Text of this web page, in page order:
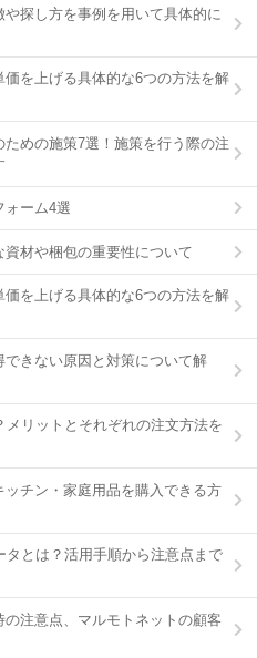
探し方を事例を用いて具体的に
を上げる具体的な6つの方法を解
めの施策7選！施策を行う際の注
ォーム4選
材や梱包の重要性について
を上げる具体的な6つの方法を解
きない原因と対策について解
リットとそれぞれの注文方法を
チン・家庭用品を購入できる方
とは？活用手順から注意点まで
注意点、マルモトネットの顧客